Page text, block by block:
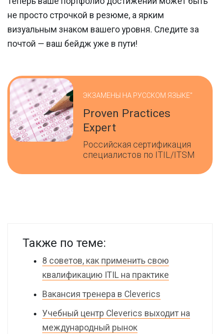
не просто строчкой в резюме, а ярким
визуальным знаком вашего уровня. Следите за
почтой — ваш бейдж уже в пути!
ЭКЗАМЕНЫ НА РУССКОМ ЯЗЫКЕ"
Proven Practices
Expert
Российская сертификация
специалистов по ITIL/ITSM
Также по теме:
8 советов, как применить свою
квалификацию ITIL на практике
Вакансия тренера в Cleverics
Учебный центр Cleverics выходит на
международный рынок